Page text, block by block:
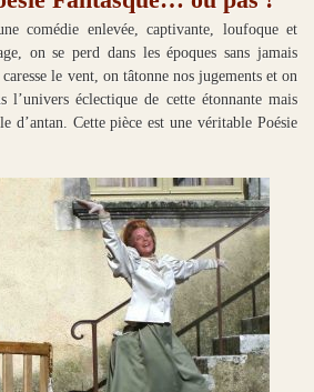
comédie enlevée, captivante, loufoque et
on se perd dans les époques sans jamais
le vent, on tâtonne nos jugements et on
l’univers éclectique de cette étonnante mais
d’antan. Cette pièce est une véritable Poésie